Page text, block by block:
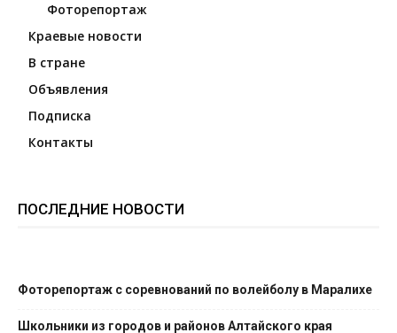
Фоторепортаж
Краевые новости
В стране
Объявления
Подписка
Контакты
ПОСЛЕДНИЕ НОВОСТИ
Фоторепортаж с соревнований по волейболу в Маралихе
Школьники из городов и районов Алтайского края